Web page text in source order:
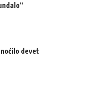
devet